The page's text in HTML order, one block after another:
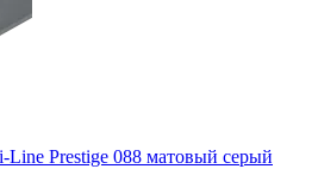
Prestige 088 матовый серый